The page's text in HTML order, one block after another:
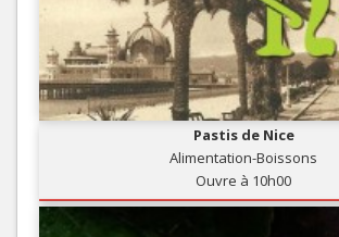
Pastis de Nice
Alimentation-Boissons
Ouvre à 10h00